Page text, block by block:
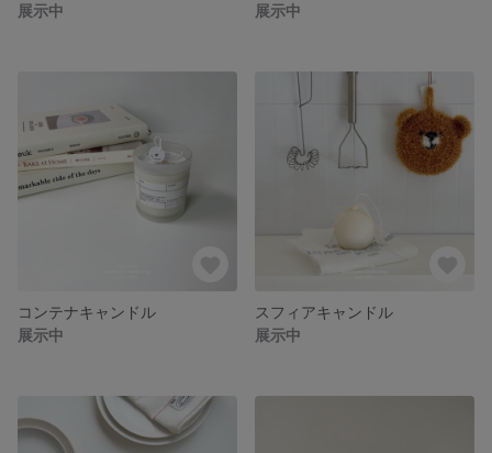
展示中
展示中
コンテナキャンドル
展示中
スフィアキャンドル
展示中